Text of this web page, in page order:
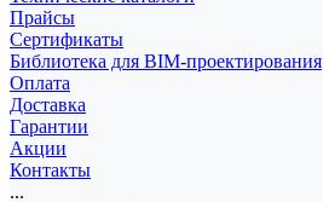
Прайсы
Сертификаты
Библиотека для BIM-проектирования
Оплата
Доставка
Гарантии
Акции
Контакты
...